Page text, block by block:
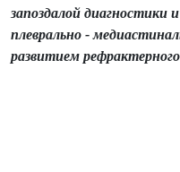
запоздалой диагностики
плеврально -
развитием